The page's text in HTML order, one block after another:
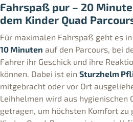
Fahrspaß pur – 20
dem Kinder Quad
Für maximalen Fahrspaß geht es in
10 Minuten auf den Parcours, bei
Fahrer ihr Geschick und ihre
können. Dabei ist ein Sturzhelm
mitgebracht oder vor Ort
Leihhelmen wird aus hygienischen
getragen, um höchsten Komfort zu